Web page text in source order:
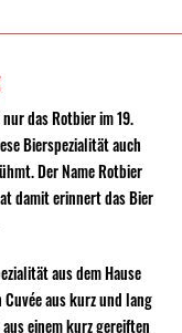
das Rotbier im 19.
Bierspezialität auch
Der Name Rotbier
damit erinnert das Bier
aus dem Hause
aus kurz und lang
einem kurz gereiften